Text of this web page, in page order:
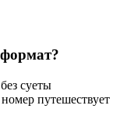
суеты
путешествует